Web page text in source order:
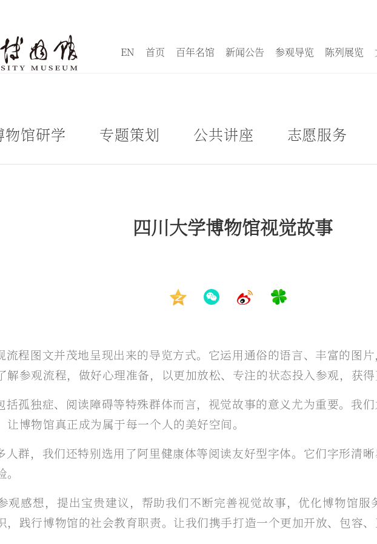
EN 首页 百年名馆 新闻公告 参观导览 陈列展览
物馆研学 专题策划 公共讲座 志愿服务
四川大学博物馆视觉故事
流程图文并茂地呈现出来的导览方式。它运用通俗的语言、丰富的图
参观流程，做好心理准备，以更加放松、专注的状态投入参观，获得
孤独症、阅读障碍等特殊群体而言，视觉故事的意义尤为重要。我
博物馆真正成为属于每一个人的美好空间。
人群，我们还特别选用了阿里健康体等阅读友好型字体。它们字形清
观感想，提出宝贵建议，帮助我们不断完善视觉故事，优化博物馆
，践行博物馆的社会教育职责。让我们携手打造一个更加开放、包容